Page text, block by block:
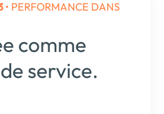
• PERFORMANCE DANS
comme
service.